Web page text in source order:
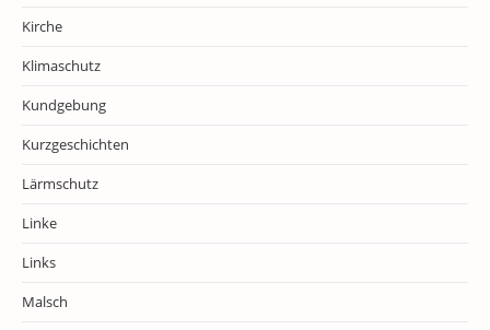
Kirche
Klimaschutz
Kundgebung
Kurzgeschichten
Lärmschutz
Linke
Links
Malsch